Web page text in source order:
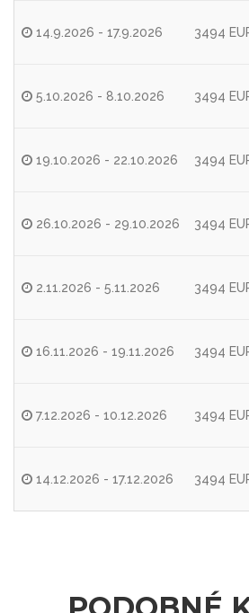
14.9.2026 - 17.9.2026 3494
5.10.2026 - 8.10.2026 3494
19.10.2026 - 22.10.2026 3494
26.10.2026 - 29.10.2026 3494
2.11.2026 - 5.11.2026 3494
16.11.2026 - 19.11.2026 3494
7.12.2026 - 10.12.2026 3494
14.12.2026 - 17.12.2026 3494